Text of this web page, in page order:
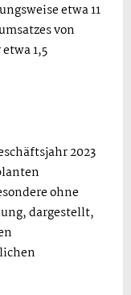
etwa 11
von
1,5
2023
ohne
dargestellt,